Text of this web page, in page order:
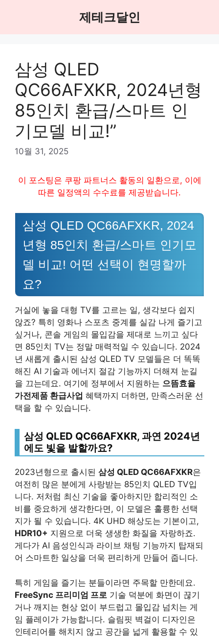
제테크달인
삼성 QLED
QC66AFXKR, 2024년형
85인치 환급/스마트 인
기모델 비교!”
10월 31, 2025
이 포스팅은 쿠팡 파트너스 활동의 일환으로, 이에
따른 일정액의 수수료를 제공받습니다.
삼성 QLED QC66AFXKR, 2024
년형 85인치 환급/스마트 인기모
델 비교! 어떤 선택이 현명할까
요?
거실에 놓을 대형 TV를 고르는 일, 생각보다 쉽지
않죠? 특히 영화나 스포츠 중계를 실감 나게 즐기고
싶거나, 콘솔 게임의 몰입감을 제대로 느끼고 싶다
면 85인치 TV는 정말 매력적일 수 있습니다. 2024
년 새롭게 출시된 삼성 QLED TV 모델들은 더 똑똑
해진 AI 기술과 에너지 절감 기능까지 더해져 눈길
을 끄는데요. 여기에 정부에서 지원하는 으뜸효율
가전제품 환급사업 혜택까지 더하면, 만족스러운 선
택을 할 수 있습니다.
삼성 QLED QC66AFXKR, 과연 2024년
에도 빛을 발할까요?
2023년형으로 출시된 삼성 QLED QC66AFXKR은
여전히 많은 분에게 사랑받는 85인치 QLED TV입
니다. 저처럼 최신 기술을 좋아하지만 합리적인 소
비를 중요하게 생각한다면, 이 모델은 훌륭한 선택
지가 될 수 있습니다. 4K UHD 해상도는 기본이고,
HDR10+ 지원으로 더욱 생생한 화질을 자랑하죠.
게다가 AI 음성인식과 라이브 채팅 기능까지 탑재되
어 스마트한 일상을 더욱 편리하게 만들어 줍니다.
특히 게임을 즐기는 분들이라면 주목할 만한데요.
FreeSync 프리미엄 프로 기술 덕분에 화면이 끊기
거나 깨지는 현상 없이 부드럽고 몰입감 넘치는 게
임 플레이가 가능합니다. 슬림핏 벽걸이 디자인은
인테리어를 해치지 않고 공간을 넓게 활용할 수 있